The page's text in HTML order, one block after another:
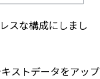
スな構成にしまし
ストデータをアップ